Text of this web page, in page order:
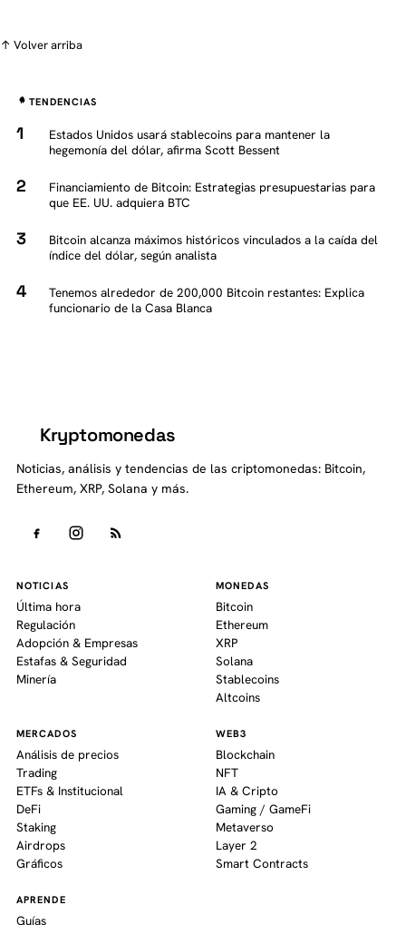
↑ Volver arriba
TENDENCIAS
Estados Unidos usará stablecoins para mantener la
hegemonía del dólar, afirma Scott Bessent
Financiamiento de Bitcoin: Estrategias presupuestarias para
que EE. UU. adquiera BTC
Bitcoin alcanza máximos históricos vinculados a la caída del
índice del dólar, según analista
Tenemos alrededor de 200,000 Bitcoin restantes: Explica
funcionario de la Casa Blanca
Kryptomonedas
Noticias, análisis y tendencias de las criptomonedas: Bitcoin,
Ethereum, XRP, Solana y más.
NOTICIAS
Última hora
Regulación
Adopción & Empresas
Estafas & Seguridad
Minería
MONEDAS
Bitcoin
Ethereum
XRP
Solana
Stablecoins
Altcoins
MERCADOS
Análisis de precios
Trading
ETFs & Institucional
DeFi
Staking
Airdrops
Gráficos
WEB3
Blockchain
NFT
IA & Cripto
Gaming / GameFi
Metaverso
Layer 2
Smart Contracts
APRENDE
Guías